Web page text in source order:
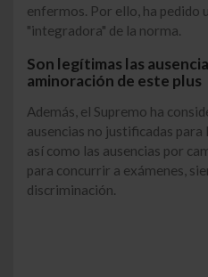
enfermos. Por ello, ha pedido
"integradora" de la norma.
Son legítimas las
aminoración de este plus
Además, el Supremo ha
ausencias no justificadas para
así como las ausencias por
para concurrir a exámenes,
discriminación.